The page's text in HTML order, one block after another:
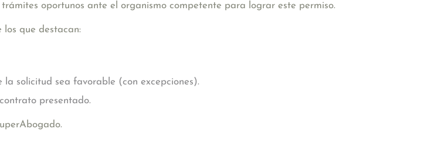
oportunos ante el organismo competente para lograr este permiso.
los que destacan:
solicitud sea favorable (con excepciones).
presentado.